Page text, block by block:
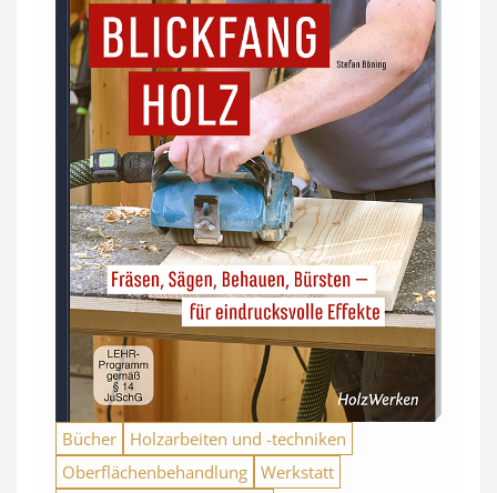
Bücher
Holzarbeiten und -techniken
Oberflächenbehandlung Werkstatt